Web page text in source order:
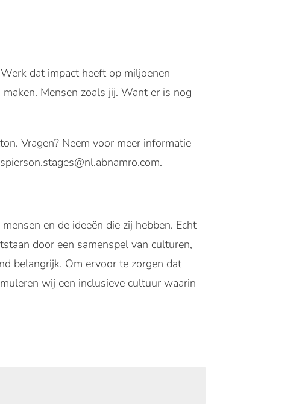
dat impact heeft op miljoenen
Mensen zoals jij. Want er is nog
Vragen? Neem voor meer informatie
en de ideeën die zij hebben. Echt
door een samenspel van culturen,
belangrijk. Om ervoor te zorgen dat
wij een inclusieve cultuur waarin